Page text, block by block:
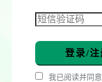
登录/注
我已阅读并同意